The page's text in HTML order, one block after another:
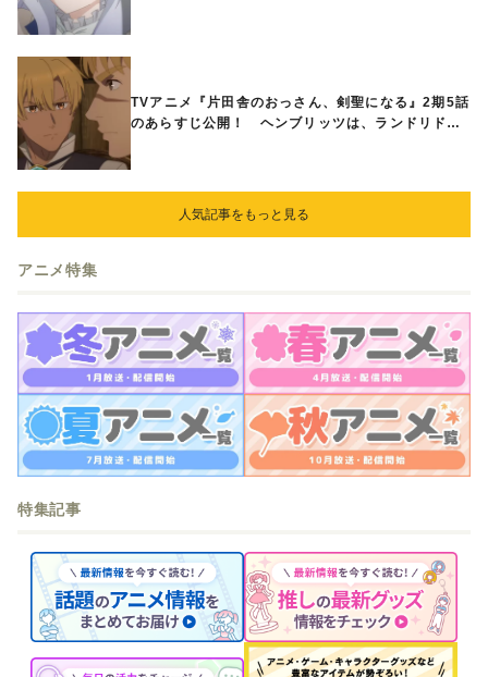
TVアニメ『片田舎のおっさん、剣聖になる』2期5話
のあらすじ公開！ ヘンブリッツは、ランドリドに
人気記事をもっと見る
アニメ特集
特集記事